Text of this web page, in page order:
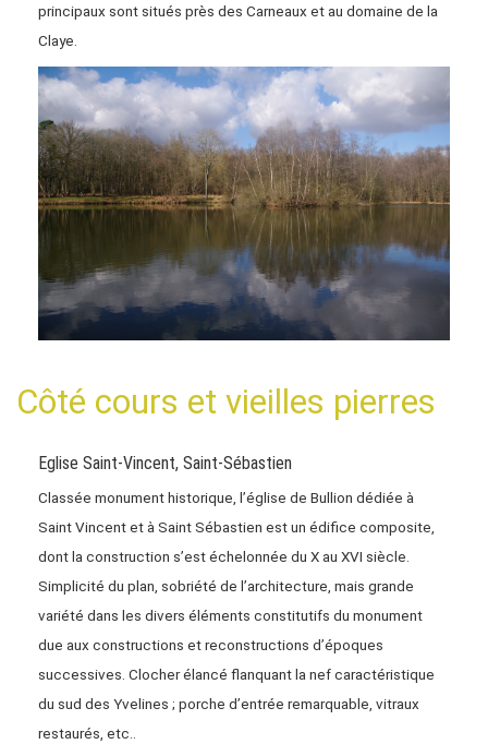
principaux sont situés près des Carneaux et au domaine de la
Claye.
Côté cours et vieilles pierres
Eglise Saint-Vincent, Saint-Sébastien
Classée monument historique, l’église de Bullion dédiée à
Saint Vincent et à Saint Sébastien est un édifice composite,
dont la construction s’est échelonnée du X au XVI siècle.
Simplicité du plan, sobriété de l’architecture, mais grande
variété dans les divers éléments constitutifs du monument
due aux constructions et reconstructions d’époques
successives. Clocher élancé flanquant la nef caractéristique
du sud des Yvelines ; porche d’entrée remarquable, vitraux
restaurés, etc..